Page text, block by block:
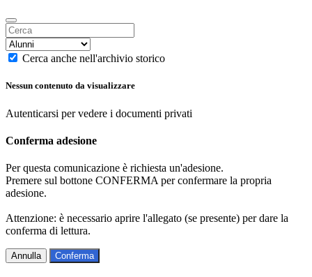
Cerca anche nell'archivio storico
Nessun contenuto da visualizzare
Autenticarsi per vedere i documenti privati
Conferma adesione
Per questa comunicazione è richiesta un'adesione.
Premere sul bottone CONFERMA per confermare la propria
adesione.
Attenzione: è necessario aprire l'allegato (se presente) per dare la
conferma di lettura.
Annulla Conferma